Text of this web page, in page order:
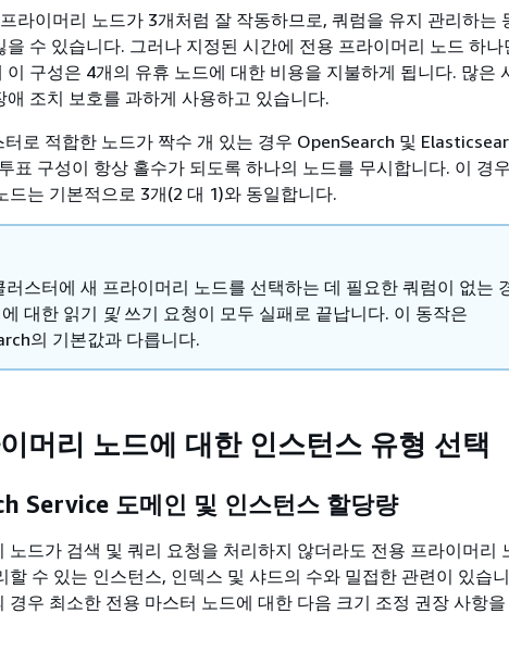
라이머리 노드가 3개처럼 잘 작동하므로, 쿼럼을 유지 관리하는
을 수 있습니다. 그러나 지정된 시간에 전용 프라이머리 노드 하
이 구성은 4개의 유휴 노드에 대한 비용을 지불하게 됩니다. 많은
애 조치 보호를 과하게 사용하고 있습니다.
로 적합한 노드가 짝수 개 있는 경우 OpenSearch 및
표 구성이 항상 홀수가 되도록 하나의 노드를 무시합니다. 이 경
드는 기본적으로 3개(2 대 1)와 동일합니다.
러스터에 새 프라이머리 노드를 선택하는 데 필요한 쿼럼이 없는
대한 읽기 및쓰기 요청이 모두 실패로 끝납니다. 이 동작은
의 기본값과 다릅니다.
머리 노드에 대한 인스턴스 유형 선택
Service 도메인 및 인스턴스 할당량
노드가 검색 및 쿼리 요청을 처리하지 않더라도 전용 프라이머리
할 수 있는 인스턴스, 인덱스 및 샤드의 수와 밀접한 관련이 있습
경우 최소한 전용 마스터 노드에 대한 다음 크기 조정 권장 사항